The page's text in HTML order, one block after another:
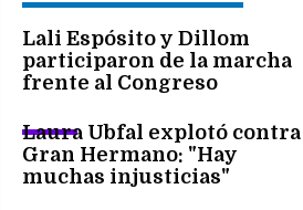
Lali Espósito y Dillom
participaron de la marcha
frente al Congreso
Laura Ubfal explotó contra
Gran Hermano: "Hay
muchas injusticias"